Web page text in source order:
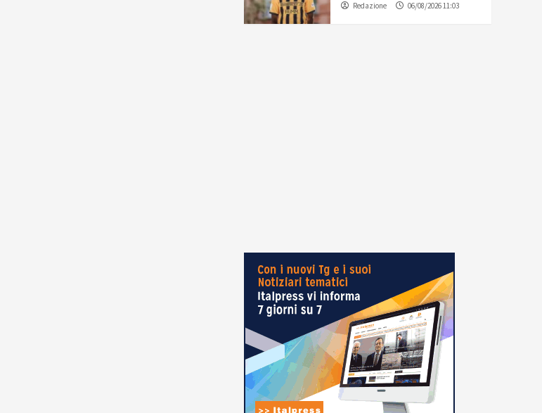
Redazione 06/08/2026 11:03